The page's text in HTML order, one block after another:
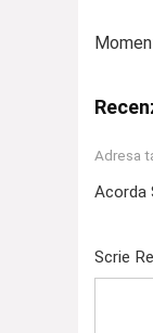
Adresa
Acorda
Scrie